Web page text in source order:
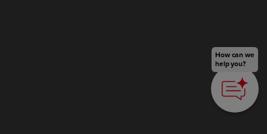
How can we
help you?